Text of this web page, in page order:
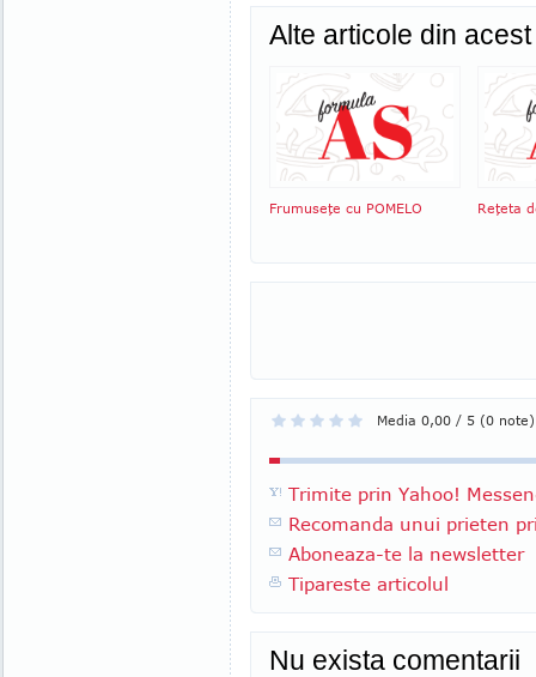
Alte articole din
Frumuseţe cu POMELO Reţeta
Media 0,00 / 5 (0 note)
Trimite prin Yahoo!
Recomanda unui prieten
Aboneaza-te la newsletter
Tipareste articolul
Nu exista comentarii